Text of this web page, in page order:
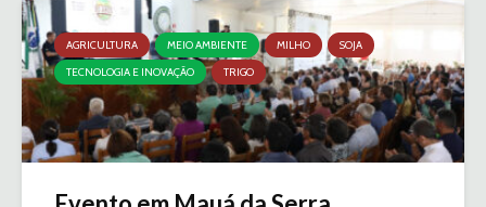
AGRICULTURA MEIO AMBIENTE MILHO
SOJA
TECNOLOGIA E INOVAÇÃO
TRIGO